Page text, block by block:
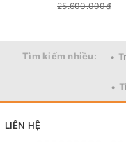
25.600.000₫
Tìm kiếm nhiều: •
•
LIÊN HỆ